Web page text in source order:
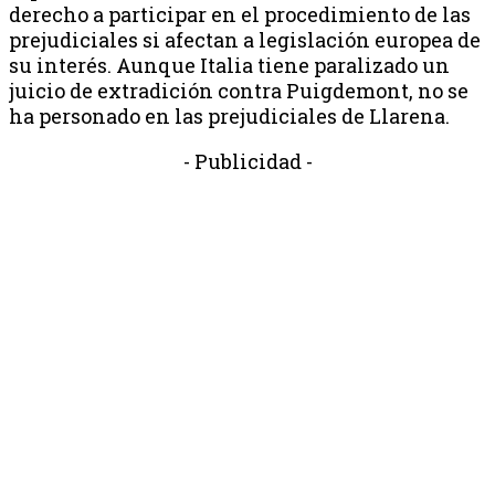
derecho a participar en el procedimiento de las
prejudiciales si afectan a legislación europea de
su interés. Aunque Italia tiene paralizado un
juicio de extradición contra Puigdemont, no se
ha personado en las prejudiciales de Llarena.
- Publicidad -